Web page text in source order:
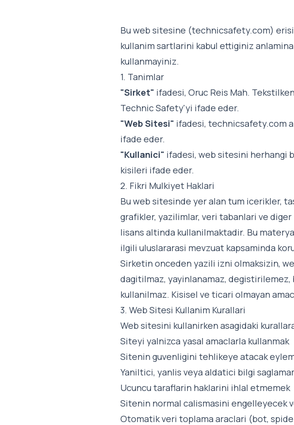
Bu web sitesine (technicsafety.com)
kullanim sartlarini kabul ettiginiz
kullanmayiniz.
1. Tanimlar
"Sirket" ifadesi, Oruc Reis Mah.
Technic Safety'yi ifade eder.
"Web Sitesi" ifadesi, technicsafety.com
ifade eder.
"Kullanici" ifadesi, web sitesini herhangi
kisileri ifade eder.
2. Fikri Mulkiyet Haklari
Bu web sitesinde yer alan tum icerikler,
grafikler, yazilimlar, veri tabanlari ve
lisans altinda kullanilmaktadir. Bu
ilgili uluslararasi mevzuat kapsaminda
Sirketin onceden yazili izni olmaksizin,
dagitilmaz, yayinlanamaz,
kullanilmaz. Kisisel ve ticari olmayan
3. Web Sitesi Kullanim Kurallari
Web sitesini kullanirken asagidaki
Siteyi yalnizca yasal amaclarla kullanmak
Sitenin guvenligini tehlikeye atacak
Yaniltici, yanlis veya aldatici bilgi
Ucuncu taraflarin haklarini ihlal etmemek
Sitenin normal calismasini engelleyecek
Otomatik veri toplama araclari (bot,